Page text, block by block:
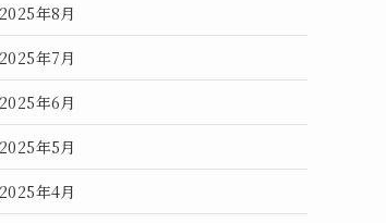
2025年8月
2025年7月
2025年6月
2025年5月
2025年4月